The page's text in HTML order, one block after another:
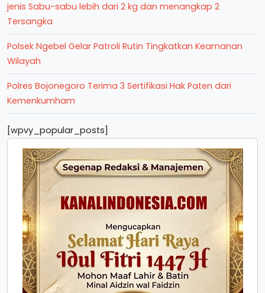
jenis Sabu-sabu lebih dari 2 kg dan menangkap 2
Tersangka
Polsek Ngebel Gelar Patroli Rutin Tingkatkan Keamanan
Wilayah
Polres Bojonegoro Terima 3 Sertifikasi Hak Paten dari
Kemenkumham
[wpvy_popular_posts]